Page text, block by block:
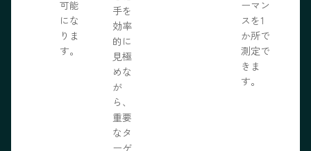
可能
にな
りま
す。
手を
効率
的に
見極
めな
が
ら、
重要
なタ
ーゲ
ーマン
スを1
か所で
測定で
きま
す。